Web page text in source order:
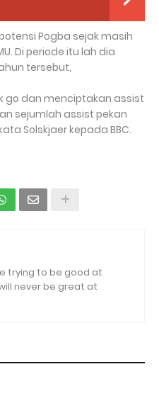
Pogba sejak masih
Di periode itu lah dia
tersebut,
go dan menciptakan assist
sejumlah assist pekan
Solskjaer kepada BBC.
trying to be good at
never be great at